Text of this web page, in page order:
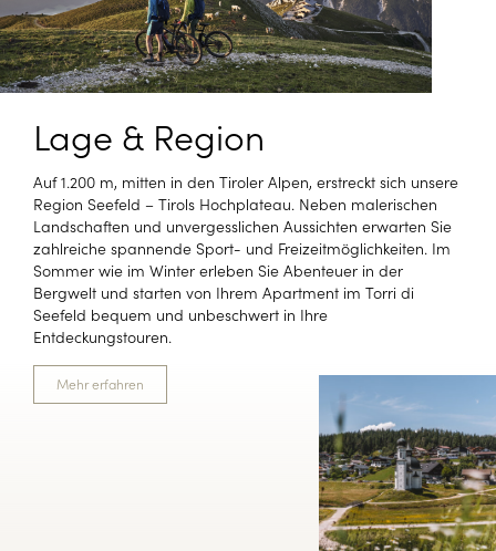
Lage & Region
Auf 1.200 m, mitten in den Tiroler Alpen, erstreckt sich unsere
Region Seefeld – Tirols Hochplateau. Neben malerischen
Landschaften und unvergesslichen Aussichten erwarten Sie
zahlreiche spannende Sport- und Freizeitmöglichkeiten. Im
Sommer wie im Winter erleben Sie Abenteuer in der
Bergwelt und starten von Ihrem Apartment im Torri di
Seefeld bequem und unbeschwert in Ihre
Entdeckungstouren.
Mehr erfahren